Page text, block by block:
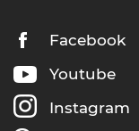
Facebook
Youtube
Instagram